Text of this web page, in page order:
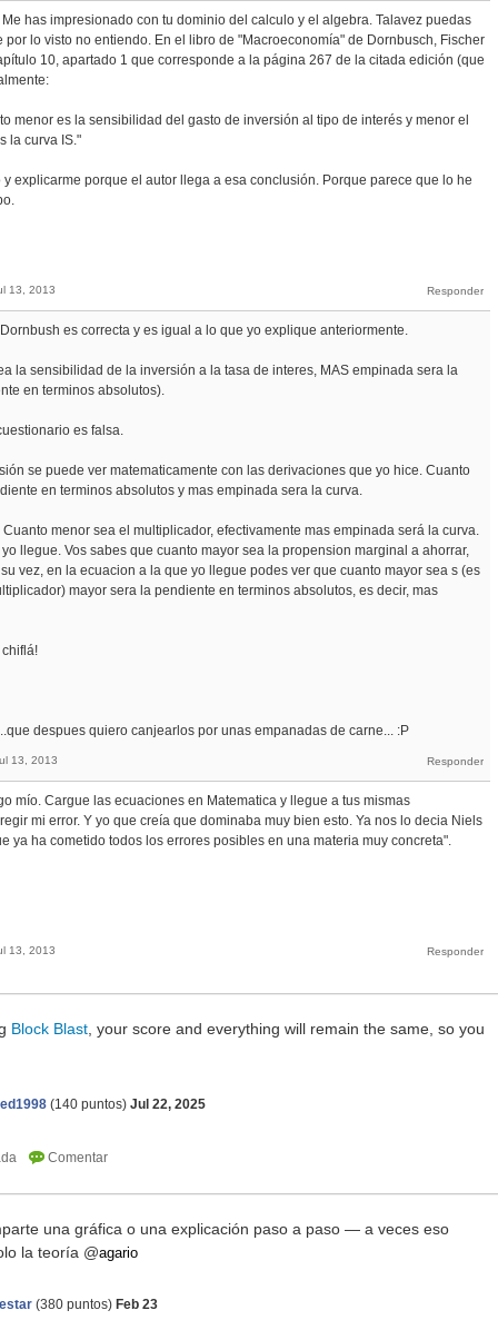
has impresionado con tu dominio del calculo y el algebra. Talavez puedas
lo visto no entiendo. En el libro de "Macroeconomía" de Dornbusch, Fischer
10, apartado 1 que corresponde a la página 267 de la citada edición (que
menor es la sensibilidad del gasto de inversión al tipo de interés y menor el
la curva IS."
explicarme porque el autor llega a esa conclusión. Porque parece que lo he
13, 2013
es correcta y es igual a lo que yo explique anteriormente.
la sensibilidad de la inversión a la tasa de interes, MAS empinada sera la
en terminos absolutos).
es falsa.
se puede ver matematicamente con las derivaciones que yo hice. Cuanto
en terminos absolutos y mas empinada sera la curva.
menor sea el multiplicador, efectivamente mas empinada será la curva.
llegue. Vos sabes que cuanto mayor sea la propension marginal a ahorrar,
vez, en la ecuacion a la que yo llegue podes ver que cuanto mayor sea s (es
mayor sera la pendiente en terminos absolutos, es decir, mas
despues quiero canjearlos por unas empanadas de carne... :P
13, 2013
mío. Cargue las ecuaciones en Matematica y llegue a tus mismas
mi error. Y yo que creía que dominaba muy bien esto. Ya nos lo decia Niels
ya ha cometido todos los errores posibles en una materia muy concreta".
13, 2013
Block Blast, your score and everything will remain the same, so you
(140 puntos) Jul 22, 2025
una gráfica o una explicación paso a paso — a veces eso
la teoría @agario
(380 puntos) Feb 23